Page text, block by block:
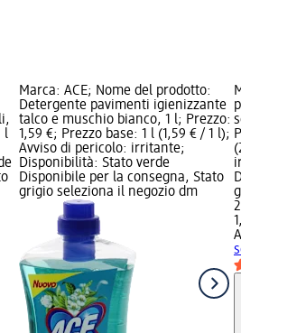
l
Marca: ACE; Nome del prodotto:
Detergente pavimenti igienizzante
talco e muschio bianco, 1 l; Prezzo:
1,59 €; Prezzo base: 1 l (1,59 € / 1 l);
Avviso di pericolo: irritante;
Disponibilità: Stato verde
Disponibile per la consegna, Stato
grigio seleziona il negozio dm
Marca:
prodotto:
senza
Prezzo:
(2,39 € / 1
irritante;
Disponibile
grigio
2,99 €
1,25 l (2,39
AMUCHINA
senza